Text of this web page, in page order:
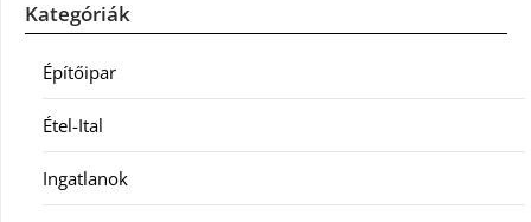
Kategóriák
Építőipar
Étel-Ital
Ingatlanok